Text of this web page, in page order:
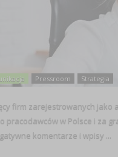
Pressroom Strategia
firm zarejestrowanych
w Polsce i za
komentarze i wpisy ...